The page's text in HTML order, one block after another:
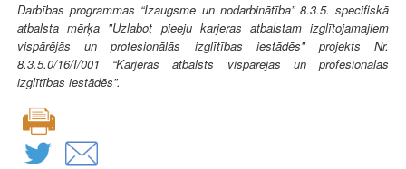
Darbības programmas “Izaugsme un nodarbinātība” 8.3.5. specifiskā
atbalsta mērķa "Uzlabot pieeju karjeras atbalstam izglītojamajiem
vispārējās un profesionālās izglītības iestādēs" projekts Nr.
8.3.5.0/16/I/001 “Karjeras atbalsts vispārējās un profesionālās
izglītības iestādēs”.